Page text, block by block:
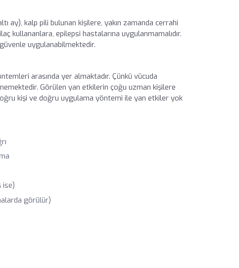
ay), kalp pili bulunan kişilere, yakın zamanda cerrahi
kullananlara, epilepsi hastalarına uygulanmamalıdır.
uygulanabilmektedir.
arasında yer almaktadır. Çünkü vücuda
Görülen yan etkilerin çoğu uzman kişilere
kişi ve doğru uygulama yöntemi ile yan etkiler yok
ise)
görülür)